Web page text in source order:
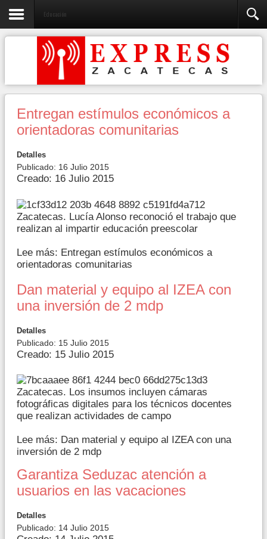
Educación
Entregan estímulos económicos a
orientadoras comunitarias
Detalles
Publicado: 16 Julio 2015
Creado: 16 Julio 2015
Zacatecas. Lucía Alonso reconoció el trabajo que
realizan al impartir educación preescolar
Lee más: Entregan estímulos económicos a
orientadoras comunitarias
Dan material y equipo al IZEA con
una inversión de 2 mdp
Detalles
Publicado: 15 Julio 2015
Creado: 15 Julio 2015
Zacatecas. Los insumos incluyen cámaras
fotográficas digitales para los técnicos docentes
que realizan actividades de campo
Lee más: Dan material y equipo al IZEA con una
inversión de 2 mdp
Garantiza Seduzac atención a
usuarios en las vacaciones
Detalles
Publicado: 14 Julio 2015